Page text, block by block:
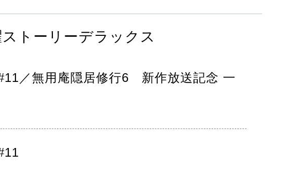
ストーリーデラックス
／無用庵隠居修行6 新作放送記念 一